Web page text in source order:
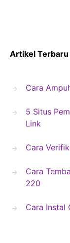
Artikel Terbaru
Cara
5 Situs
Link
Cara
Cara
220
Cara Instal